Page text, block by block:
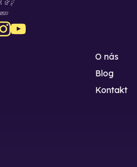
O nás
Blog
Kontakt